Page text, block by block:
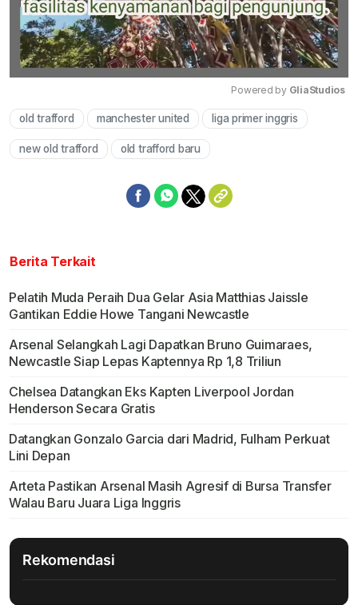
Mute
Powered by GliaStudios
old trafford manchester united liga primer inggris
new old trafford old trafford baru
Berita Terkait
Pelatih Muda Peraih Dua Gelar Asia Matthias Jaissle
Gantikan Eddie Howe Tangani Newcastle
Arsenal Selangkah Lagi Dapatkan Bruno Guimaraes,
Newcastle Siap Lepas Kaptennya Rp 1,8 Triliun
Chelsea Datangkan Eks Kapten Liverpool Jordan
Henderson Secara Gratis
Datangkan Gonzalo Garcia dari Madrid, Fulham Perkuat
Lini Depan
Arteta Pastikan Arsenal Masih Agresif di Bursa Transfer
Walau Baru Juara Liga Inggris
Rekomendasi